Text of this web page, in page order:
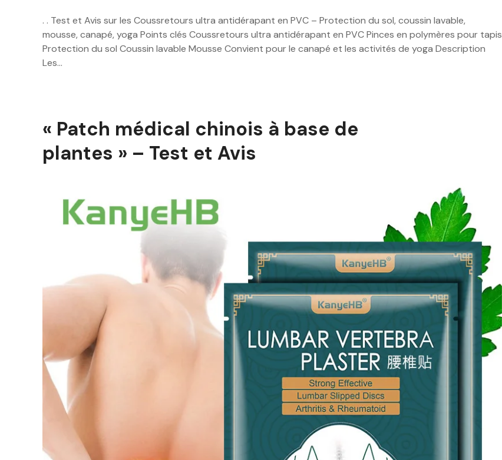
. . Test et Avis sur les Coussretours ultra antidérapant en PVC – Protection du sol, coussin lavable,
mousse, canapé, yoga Points clés Coussretours ultra antidérapant en PVC Pinces en polymères pour tapis
Protection du sol Coussin lavable Mousse Convient pour le canapé et les activités de yoga Description
Les…
« Patch médical chinois à base de
plantes » – Test et Avis